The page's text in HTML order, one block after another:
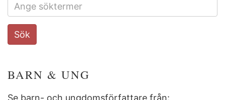
Search
this
Sök
BARN & UNG
Se barn- och ungdomsförfattare från: